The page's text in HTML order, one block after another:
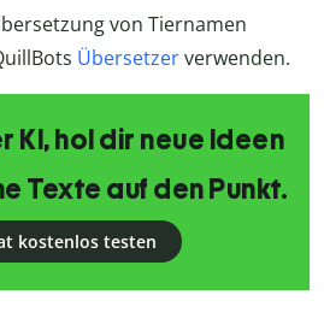
von Tiernamen
Übersetzerverwenden.
KI, hol dir neue Ideen
Texte auf den Punkt.
kostenlos testen